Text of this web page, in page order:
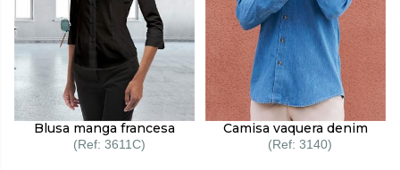
Blusa manga francesa
3611C
Camisa vaquera denim
3140